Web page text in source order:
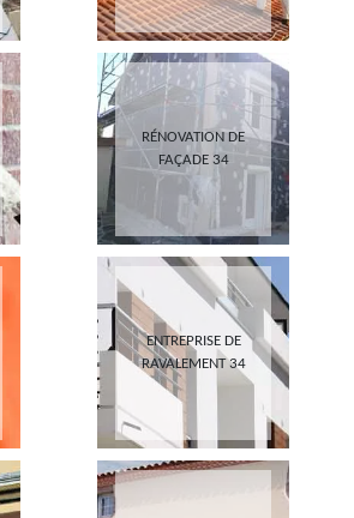
RÉNOVATION DE
FAÇADE 34
ENTREPRISE DE
RAVALEMENT 34